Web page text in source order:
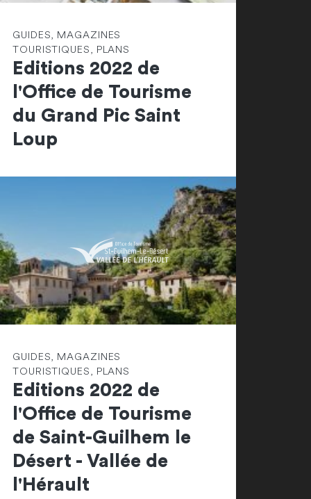
GUIDES, MAGAZINES
TOURISTIQUES, PLANS
Editions 2022 de
l'Office de Tourisme
du Grand Pic Saint
Loup
GUIDES, MAGAZINES
TOURISTIQUES, PLANS
Editions 2022 de
l'Office de Tourisme
de Saint-Guilhem le
Désert - Vallée de
l'Hérault